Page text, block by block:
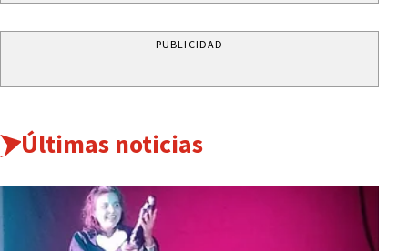
PUBLICIDAD
Últimas noticias